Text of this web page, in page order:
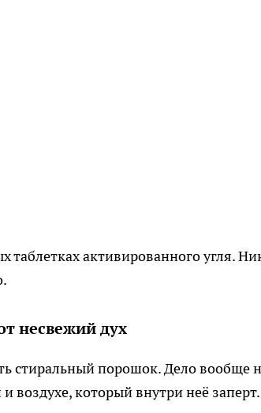
таблетках активированного угля.
несвежий дух
стиральный порошок. Дело вообще
воздухе, который внутри неё заперт.